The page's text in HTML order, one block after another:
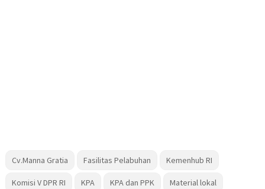
Cv.Manna Gratia Fasilitas Pelabuhan Kemenhub RI
Komisi V DPR RI KPA KPA dan PPK Material lokal